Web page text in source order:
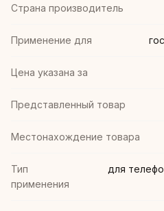
Страна производитель
Применение для
Цена указана за
Представленный товар
Местонахождение товара
Тип
применения
для